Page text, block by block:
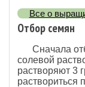
Все о
Отбор семян
Сначала
солевой
растворяют 3
раствориться